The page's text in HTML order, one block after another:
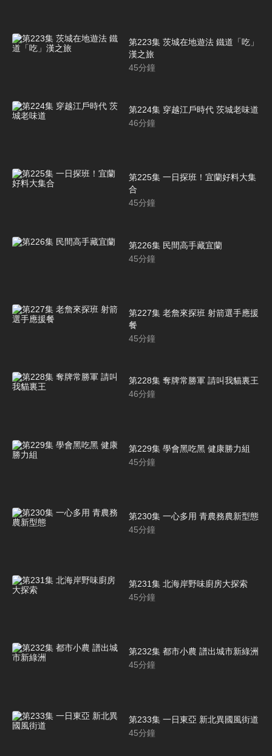
第223集 茨城在地遊法 鐵道「吃」
漢之旅
45分鐘
第224集 穿越江戶時代 茨城老味道
46分鐘
第225集 一日探班！宜蘭好料大集
合
45分鐘
第226集 民間高手藏宜蘭
45分鐘
第227集 老詹來探班 射箭選手應援
餐
45分鐘
第228集 奪牌常勝軍 請叫我貓裏王
46分鐘
第229集 學會黑吃黑 健康勝力組
45分鐘
第230集 一心多用 青農務農新型態
45分鐘
第231集 北海岸野味廚房大探索
45分鐘
第232集 都市小農 譜出城市新綠洲
45分鐘
第233集 一日東亞 新北異國風街道
45分鐘